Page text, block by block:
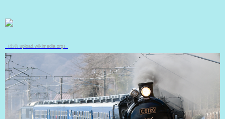
（出典 upload.wikimedia.org）